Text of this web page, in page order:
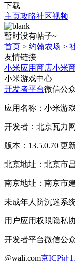
下载
主页攻略社区视频
暂时没有帖子~
首页 > 约翰农场 >
友情链接
小米应用商店小米
小米游戏中心
开发者平台微信公
应用名称：小米游
开发者：北京瓦力
版本：13.5.0.70 更
北京地址：北京市
南京地址：南京市
未成年人防沉迷系
用户应用权限隐私
开发者平台微信公
@wali.com京ICP证